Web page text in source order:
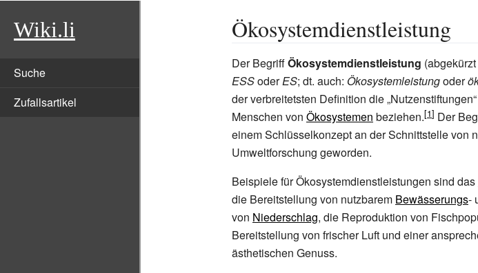
Wiki.li
Suche
Zufallsartikel
Ökosystemdienstleistung
Der BegriffÖkosystemdienstleistung (abgekürzt
ESSoderES; dt. auch: Ökosystemleistungoder
der verbreitetsten Definition die „Nutzenstiftungen“
Menschen von Ökosystemen beziehen.
Der
einem Schlüsselkonzept an der Schnittstelle von
Umweltforschung geworden.
Beispiele für Ökosystemdienstleistungen sind das
die Bereitstellung von nutzbarem Bewässerungs-
von Niederschlag, die Reproduktion von
Bereitstellung von frischer Luft und einer
ästhetischen Genuss.